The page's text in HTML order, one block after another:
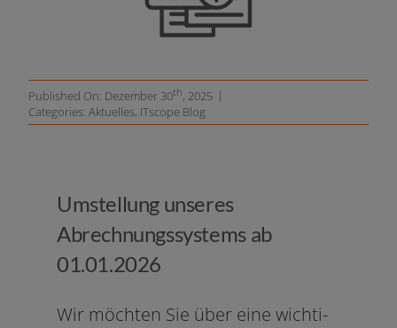
Published On: Dezember 30th, 2025 |
Categories: Aktuelles, ITscope Blog
Umstellung unseres
Abrechnungssystems ab
01.01.2026
Wir möch­ten Sie über eine wich­ti­